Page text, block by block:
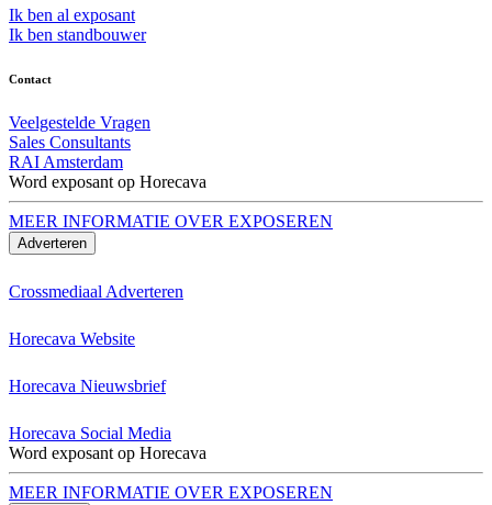
Ik ben al exposant
Ik ben standbouwer
Contact
Veelgestelde Vragen
Sales Consultants
RAI Amsterdam
Word exposant op Horecava
MEER INFORMATIE OVER EXPOSEREN
Adverteren
Crossmediaal Adverteren
Horecava Website
Horecava Nieuwsbrief
Horecava Social Media
Word exposant op Horecava
MEER INFORMATIE OVER EXPOSEREN